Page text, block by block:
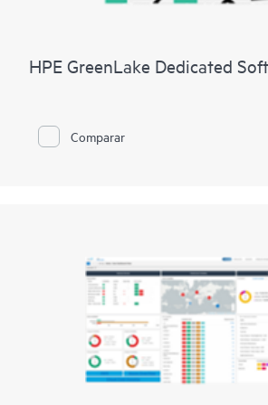
HPE GreenLake Dedicated
Comparar